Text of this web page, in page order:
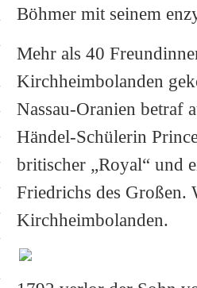
Böhmer mit seinem
Mehr als 40
Kirchheimbolanden
Nassau-Oranien betraf
Händel-Schülerin
britischer „Royal“ und
Friedrichs des
Kirchheimbolanden.